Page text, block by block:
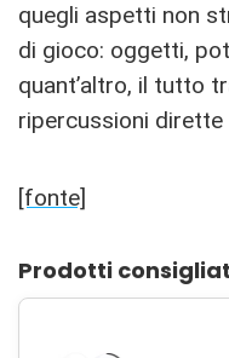
quegli aspetti non
di gioco: oggetti,
quant’altro, il tutto
ripercussioni
[fonte]
Prodotti